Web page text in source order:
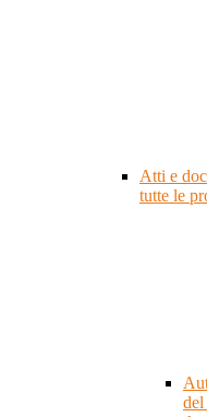
Atti e
tutte le